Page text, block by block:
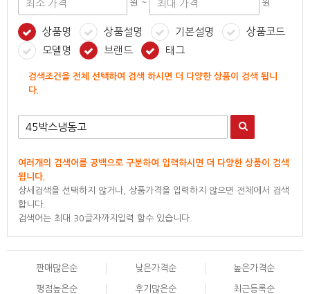
원 ~ 원
상품명 상품설명 기본설명
상품코드
모델명
브랜드 태그
검색조건을 전체 선택하여 검색 하시면 더 다양한 상품이 검색 됩니
다.
여러개의 검색어를 공백으로 구분하여 입력하시면 더 다양한 상품이 검색
됩니다.
상세검색을 선택하지 않거나, 상품가격을 입력하지 않으면 전체에서 검색
합니다.
검색어는 최대 30글자까지입력 할수 있습니다.
판매많은순 낮은가격순 높은가격순
평점높은순 후기많은순 최근등록순